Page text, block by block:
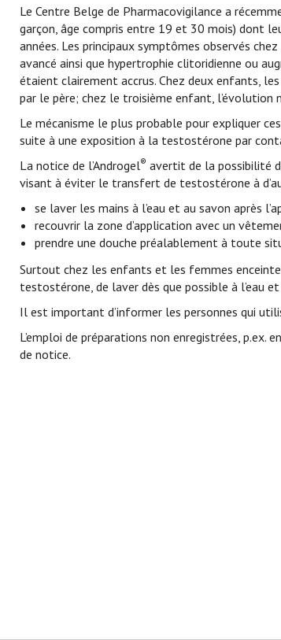
Le Centre Belge de Pharmacovigilance a
garçon, âge compris entre 19 et 30 mois) dont
années. Les principaux symptômes observés
avancé ainsi que hypertrophie clitoridienne ou
étaient clairement accrus. Chez deux enfants,
par le père; chez le troisième enfant, l’évolution
Le mécanisme le plus probable pour expliquer
suite à une exposition à la testostérone par
La notice de l’Androgel® avertit de la possibilité
visant à éviter le transfert de testostérone à
se laver les mains à l’eau et au savon après
recouvrir la zone d’application avec un
prendre une douche préalablement à toute
Surtout chez les enfants et les femmes
testostérone, de laver dès que possible à l’eau
Il est important d’informer les personnes qui
L’emploi de préparations non enregistrées,
de notice.